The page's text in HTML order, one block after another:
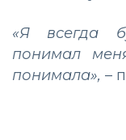
«Я всегда
понимал
понимала», –